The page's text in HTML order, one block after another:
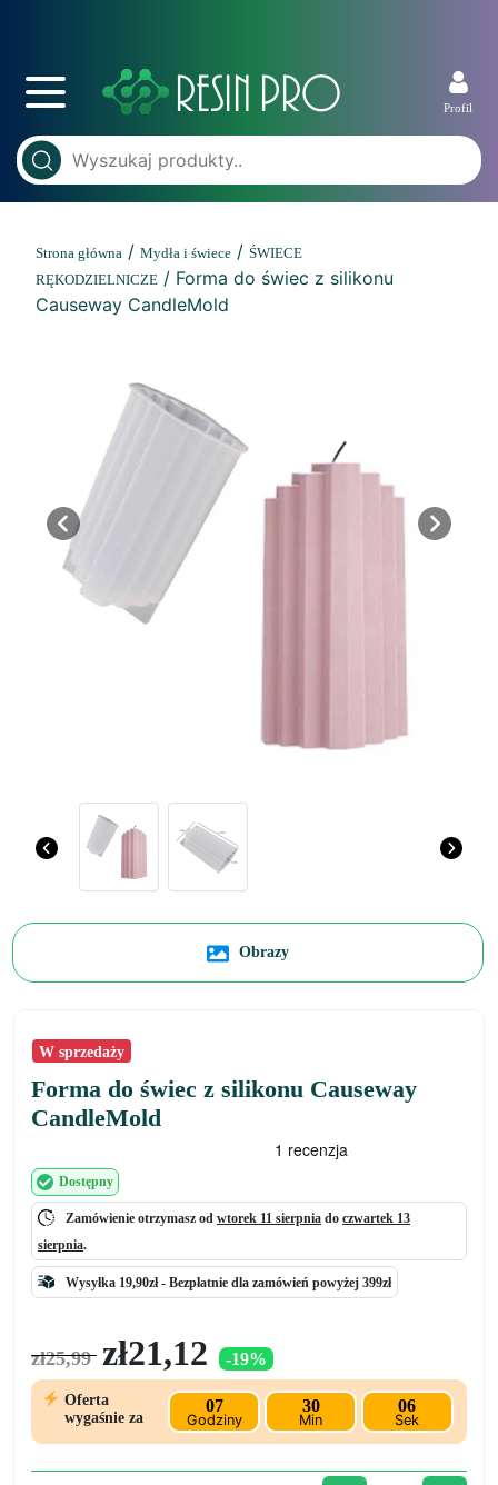
Profil
Strona główna / Mydła i świece / ŚWIECE
RĘKODZIELNICZE / Forma do świec z silikonu
Causeway CandleMold
Previous Next
Obrazy
W sprzedaży
Forma do świec z silikonu Causeway
CandleMold
Dostępny
Zamówienie otrzymasz od wtorek 11 sierpnia do czwartek 13
sierpnia.
Wysyłka 19,90zł - Bezpłatnie dla zamówień powyżej 399zł
zł25,99
Pierwotna
cena
zł25,99.
zł21,12 cena
wynosi:
zł21,12.
-19%
Oferta
wygaśnie za
07
Godziny
30
Min
06
Sek